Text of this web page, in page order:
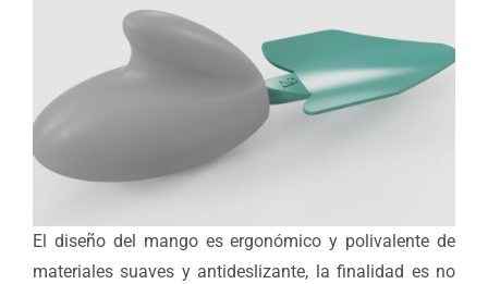
El diseño del mango es ergonómico y polivalente de
materiales suaves y antideslizante, la finalidad es no